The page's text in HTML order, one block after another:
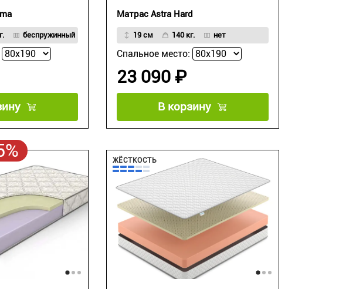
беспружинный
Матрас Astra Hard
19 см 140 кг. нет
Спальное место:
23 090 ₽
В корзину
ЖЁСТКОСТЬ